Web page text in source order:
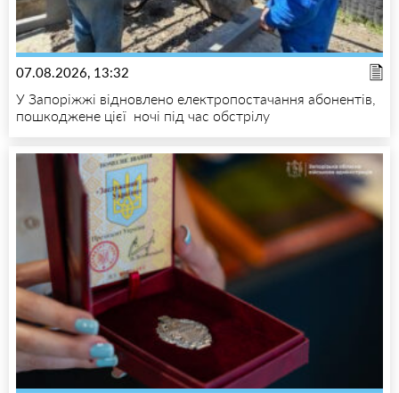
07.08.2026, 13:32
У Запоріжжі відновлено електропостачання абонентів,
пошкоджене цієї ночі під час обстрілу